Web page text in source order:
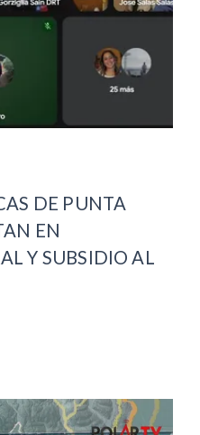
DE PUNTA
EN
Y SUBSIDIO AL